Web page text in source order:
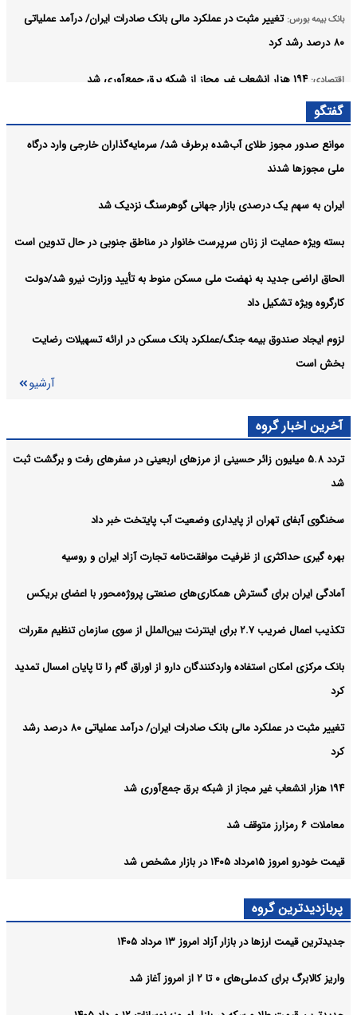
بانک بیمه بورس: تغییر مثبت در عملکرد مالی بانک صادرات ایران/ درآمد عملیاتی
۸۰ درصد رشد کرد
اقتصادی: ۱۹۴ هزار انشعاب غیر مجاز از شبکه برق جمع‌آوری شد
اقتصادی:
صنعت معدن تجارت: قیمت خودرو امروز ۱۵مرداد ۱۴۰۵ در بازار مشخص شد
گفتگو
موانع صدور مجوز طلای آب‌شده برطرف شد/ سرمایه‌گذاران خارجی وارد درگاه
ملی مجوزها شدند
ایران به سهم یک‌ درصدی بازار جهانی گوهرسنگ نزدیک شد
بسته ویژه حمایت از زنان سرپرست خانوار در مناطق جنوبی در حال تدوین است
الحاق اراضی جدید به نهضت ملی مسکن منوط به تأیید وزارت نیرو شد/دولت
کارگروه ویژه تشکیل داد
لزوم ایجاد صندوق بیمه جنگ/عملکرد بانک مسکن در ارائه تسهیلات رضایت
بخش است
آرشیو
آخرین اخبار گروه
تردد ۵.۸ میلیون زائر حسینی از مرزهای اربعینی در سفرهای رفت و برگشت ثبت
شد
سخنگوی آبفای تهران از پایداری وضعیت آب پایتخت خبر داد
بهره گیری حداکثری از ظرفیت موافقت‌نامه تجارت آزاد ایران و روسیه
آمادگی ایران برای گسترش همکاری‌های صنعتی پروژه‌محور با اعضای بریکس
تکذیب اعمال ضریب ۲.۷ برای اینترنت بین‌الملل از سوی سازمان تنظیم مقررات
بانک مرکزی امکان استفاده واردکنندگان دارو از اوراق گام را تا پایان امسال تمدید
کرد
تغییر مثبت در عملکرد مالی بانک صادرات ایران/ درآمد عملیاتی ۸۰ درصد رشد
کرد
۱۹۴ هزار انشعاب غیر مجاز از شبکه برق جمع‌آوری شد
معاملات ۶ رمزارز متوقف شد
قیمت خودرو امروز ۱۵مرداد ۱۴۰۵ در بازار مشخص شد
پربازدیدترین گروه
جدیدترین قیمت ارزها در بازار آزاد امروز ۱۳ مرداد ۱۴۰۵
واریز کالابرگ برای کدملی‌های ۰ تا ۲ از امروز آغاز شد